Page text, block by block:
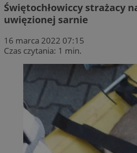
Świętochłowiccy strażacy
uwięzionej sarnie
16 marca 2022 07:15
Czas czytania: 1 min.